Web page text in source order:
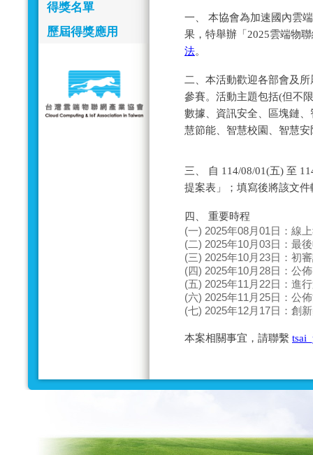
得獎名單
歷屆得獎應用
一、 本協會為加速國內雲
果，特舉辦「2025雲端物
法。
二、本活動歡迎各部會及
參賽。活動主題包括(但不
數據、資訊安全、區塊鏈
慧節能、智慧校園、智慧
三、 自 114/08/01(五) 至
提案表」；填寫後將該文
四、 重要時程
(一) 2025年08月01日：線
(二) 2025年10月03日：最
(三) 2025年10月23日：初
(四) 2025年10月28日：公
(五) 2025年11月22日：進
(六) 2025年11月25日：公
(七) 2025年12月17日：創
本案相關事宜，請聯繫